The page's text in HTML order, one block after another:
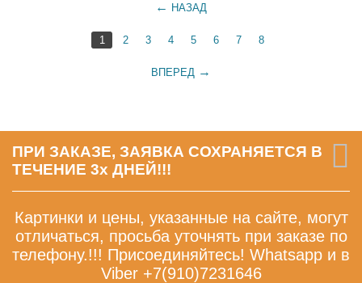
НАЗАД
1 2 3 4 5 6 7 8
ВПЕРЕД
ПРИ ЗАКАЗЕ, ЗАЯВКА СОХРАНЯЕТСЯ В
ТЕЧЕНИЕ 3х ДНЕЙ!!!
Картинки и цены, указанные на сайте, могут
отличаться, просьба уточнять при заказе по
телефону.!!! Присоединяйтесь! Whatsapp и в
Viber +7(910)7231646